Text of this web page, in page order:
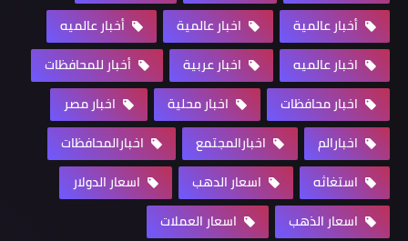
أخبار عالمية
اخبار عالمية
أخبار عالميه
اخبار عالميه
اخبار عربية
أخبار للمحافظات
اخبار محافظات
اخبار محلية
اخبار مصر
اخبارالم
اخبارالمجتمع
اخبارالمحافظات
استغاثه
اسعار الدهب
اسعار الدولار
اسعار الذهب
اسعار العملات